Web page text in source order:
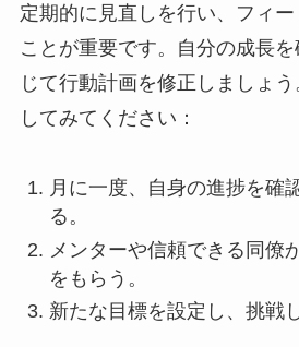
定期的に見直しを行い、フィ
ことが重要です。自分の成長
じて行動計画を修正しましょ
してみてください：
月に一度、自身の進捗を確
る。
メンターや信頼できる同僚
をもらう。
新たな目標を設定し、挑戦